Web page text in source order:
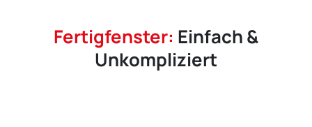
Fertigfenster: Einfach &
Unkompliziert